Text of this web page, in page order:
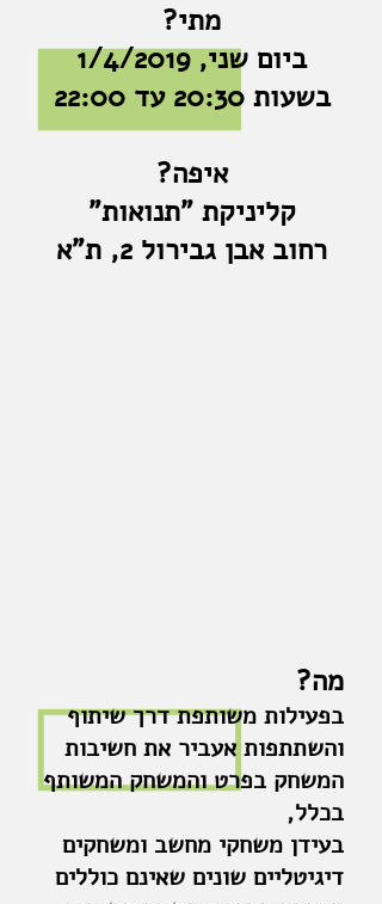
מתי?
ביום שני, 1/4/2019
בשעות 20:30 עד 22:00
איפה?
קליניקת "תנואות"
רחוב אבן גבירול 2, ת"א
מה?
בפעילות משותפת דרך שיתוף
והשתתפות אעביר את חשיבות
המשחק בפרט והמשחק המשותף
בכלל,
בעידן משחקי מחשב ומשחקים
דיגיטליים שונים שאינם כוללים